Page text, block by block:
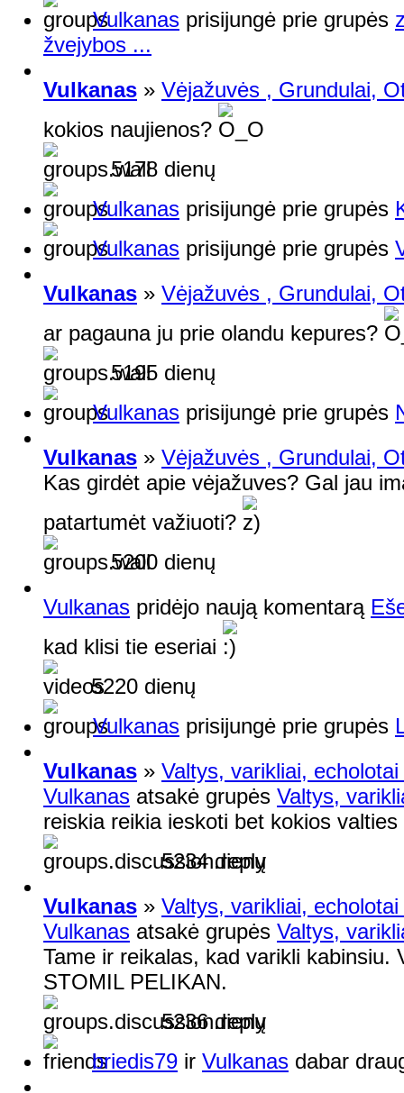
Vulkanas prisijungė prie grupės
žvejybos ...
Vulkanas » Vėjažuvės , Grundulai,
kokios naujienos?
5178 dienų
Vulkanas prisijungė prie grupės
Vulkanas prisijungė prie grupės
Vulkanas » Vėjažuvės , Grundulai,
ar pagauna ju prie olandu kepures?
5195 dienų
Vulkanas prisijungė prie grupės
Vulkanas » Vėjažuvės , Grundulai,
Kas girdėt apie vėjažuves? Gal jau
patartumėt važiuoti?
5200 dienų
Vulkanas pridėjo naują komentarą
kad klisi tie eseriai
5220 dienų
Vulkanas prisijungė prie grupės
Vulkanas » Valtys, varikliai,
Vulkanas atsakė grupės Valtys,
reiskia reikia ieskoti bet kokios
5234 dienų
Vulkanas » Valtys, varikliai,
Vulkanas atsakė grupės Valtys,
Tame ir reikalas, kad varikli kabinsiu.
STOMIL PELIKAN.
5236 dienų
briedis79 ir Vulkanas dabar